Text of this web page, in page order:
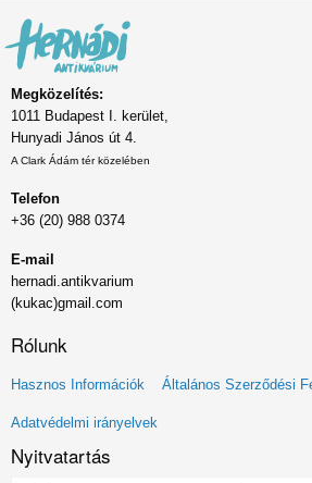
Megközelítés:
1011 Budapest I. kerület,
Hunyadi János út 4.
A Clark Ádám tér közelében
Telefon
+36 (20) 988 0374
E-mail
hernadi.antikvarium
(kukac)gmail.com
Rólunk
Lábléc
menü
Hasznos Információk Általános Szerződési
Adatvédelmi irányelvek
Nyitvatartás